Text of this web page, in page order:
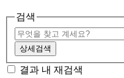
검색
상세검색
결과 내 재검색